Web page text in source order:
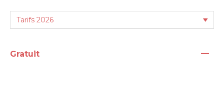
Gratuit —